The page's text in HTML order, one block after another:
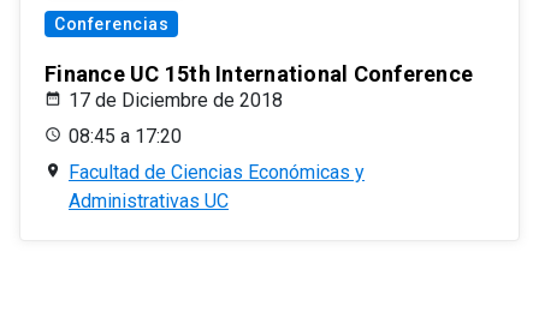
Conferencias
Finance UC 15th International Conference
17 de Diciembre de 2018
08:45 a 17:20
Facultad de Ciencias Económicas y
Administrativas UC